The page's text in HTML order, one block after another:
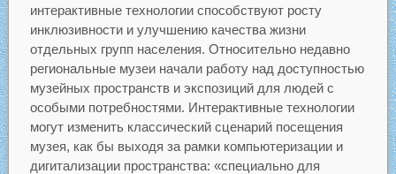
интерактивные технологии способствуют росту
инклюзивности и улучшению качества жизни
отдельных групп населения. Относительно недавно
региональные музеи начали работу над доступностью
музейных пространств и экспозиций для людей с
особыми потребностями. Интерактивные технологии
могут изменить классический сценарий посещения
музея, как бы выходя за рамки компьютеризации и
дигитализации пространства: «специально для